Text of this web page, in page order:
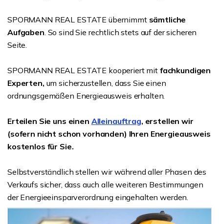
SPORMANN REAL ESTATE übernimmt sämtliche
Aufgaben. So sind Sie rechtlich stets auf der sicheren
Seite.
SPORMANN REAL ESTATE kooperiert mit fachkundigen
Experten, um sicherzustellen, dass Sie einen
ordnungsgemäßen Energieausweis erhalten.
Erteilen Sie uns einen Alleinauftrag, erstellen wir
(sofern nicht schon vorhanden) Ihren Energieausweis
kostenlos für Sie.
Selbstverständlich stellen wir während aller Phasen des
Verkaufs sicher, dass auch alle weiteren Bestimmungen
der Energieeinsparverordnung eingehalten werden.